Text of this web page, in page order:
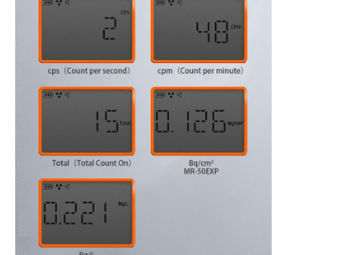
Système de surveillance de la qualité de l'air extérieur
Détecteur d'ions négatifs
Détecteur d'ozone
Série d'instruments à ultrasons Taiwan Huibo